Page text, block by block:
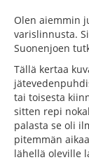
Olen aiemmin
varislinnusta.
Suonenjoen
Tällä kertaa
tai toisesta
sitten repi
palasta se oli
pitemmän
lähellä oleville